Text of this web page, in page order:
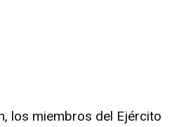
los miembros del Ejército